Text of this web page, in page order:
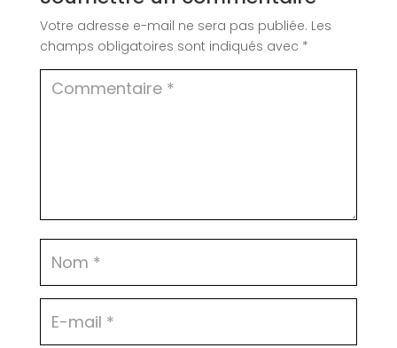
Votre adresse e-mail ne sera pas publiée. Les
champs obligatoires sont indiqués avec *